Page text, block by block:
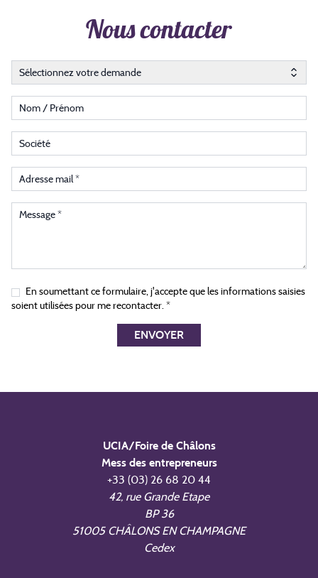
Nous contacter
Type de demande
Sélectionnez votre demande
Nom / Prénom
Société
Adresse mail
Message
En soumettant ce formulaire, j'accepte que les informations saisies
soient utilisées pour me recontacter. *
ENVOYER
UCIA/Foire de Châlons
Mess des entrepreneurs
+33 (03) 26 68 20 44
42, rue Grande Etape
BP 36
51005 CHÂLONS EN CHAMPAGNE
Cedex